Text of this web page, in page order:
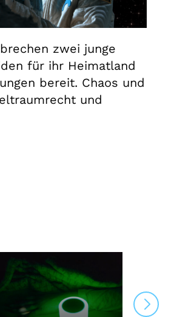
zwei junge
für ihr Heimatland
bereit. Chaos und
und
On